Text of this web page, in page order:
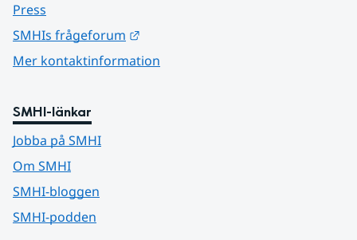
Press
SMHIs frågeforum
Mer kontaktinformation
SMHI-länkar
Jobba på SMHI
Om SMHI
SMHI-bloggen
SMHI-podden